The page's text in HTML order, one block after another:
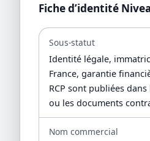
Fiche d’identité
Sous-statut
Identité légale,
France, garantie
RCP sont publiées
ou les documents
Nom commercial